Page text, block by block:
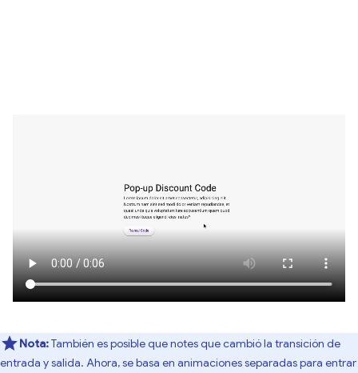
Nota:También es posible que notes que cambió la transición de
entrada y salida. Ahora, se basa en animaciones separadas para entrar